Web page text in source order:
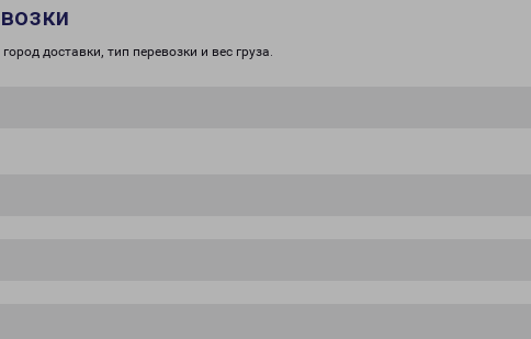
доставки, тип перевозки и вес груза.